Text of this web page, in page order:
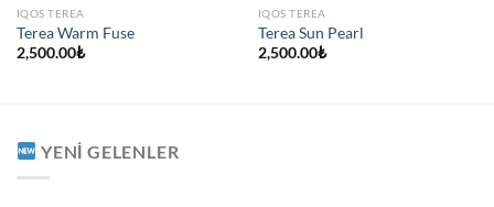
IQOS TEREA
Terea Warm Fuse
2,500.00₺
IQOS TEREA
Terea Sun Pearl
2,500.00₺
YENI GELENLER